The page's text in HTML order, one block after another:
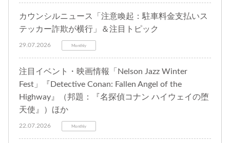
カウンシルニュース「注意喚起：駐車料金支払いス
テッカー詐欺が横行」＆注目トピック
29.07.2026 Monthly
注目イベント・映画情報「Nelson Jazz Winter
Fest」『Detective Conan: Fallen Angel of the
Highway』（邦題：『名探偵コナン ハイウェイの堕
天使』）ほか
22.07.2026 Monthly